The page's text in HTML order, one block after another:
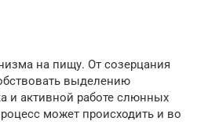
на пищу. От созерцания
выделению
и активной работе слюнных
может происходить и во